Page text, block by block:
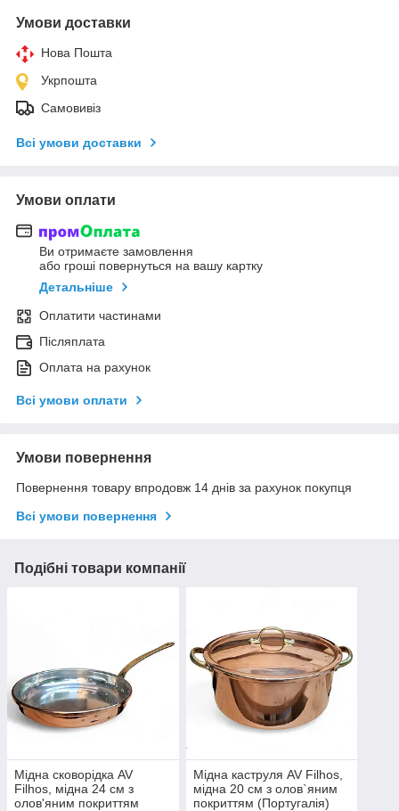
Умови доставки
Нова Пошта
Укрпошта
Самовивіз
Всі умови доставки
Умови оплати
Ви отримаєте замовлення
або гроші повернуться на вашу картку
Детальніше
Оплатити частинами
Післяплата
Оплата на рахунок
Всі умови оплати
Умови повернення
Повернення товару впродовж 14 днів за рахунок покупця
Всі умови повернення
Подібні товари компанії
Мідна сковорідка AV
Filhos, мідна 24 см з
олов'яним покриттям
Мідна каструля AV Filhos,
мідна 20 см з олов`яним
покриттям (Португалія)